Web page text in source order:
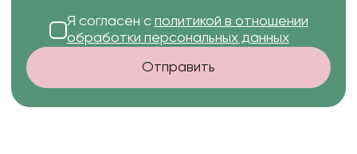
Я согласен с политикой в отношении
обработки персональных данных
Отправить